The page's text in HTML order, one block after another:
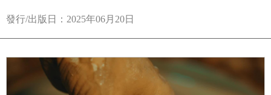
發行/出版日：2025年06月20日